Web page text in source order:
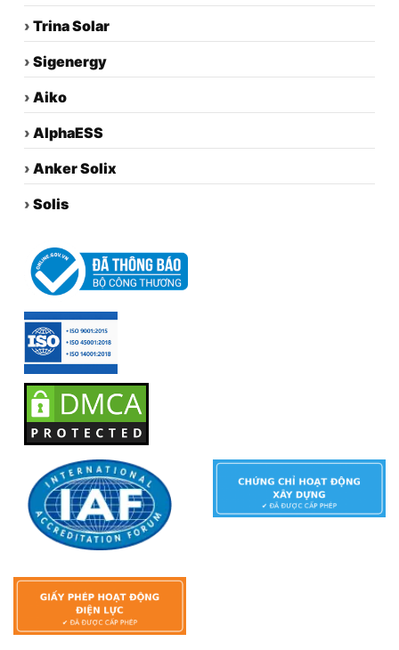
› Trina Solar
› Sigenergy
› Aiko
› AlphaESS
› Anker Solix
› Solis